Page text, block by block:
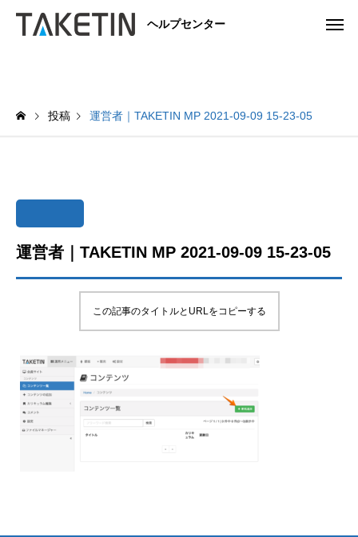
ヘルプセンター
投稿 運営者｜TAKETIN MP 2021-09-09 15-23-05
運営者｜TAKETIN MP 2021-09-09 15-23-05
この記事のタイトルとURLをコピーする